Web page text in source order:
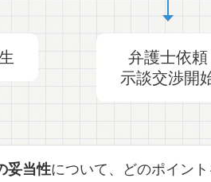
弁護士依頼
示談交渉開
妥当性について、どのポイン